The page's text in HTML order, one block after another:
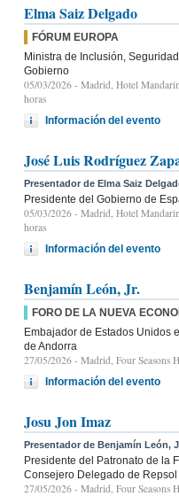
Elma Saiz Delgado
FÓRUM EUROPA
Ministra de Inclusión,
Gobierno
05/03/2026 - Madrid, Hotel
horas
Información del evento
José Luis Rodríguez
Presentador de Elma Saiz
Presidente del Gobierno de
05/03/2026 - Madrid, Hotel
horas
Información del evento
Benjamín León, Jr.
FORO DE LA NUEVA
Embajador de Estados Unidos
de Andorra
27/05/2026 - Madrid, Four Seasons
Información del evento
Josu Jon Imaz
Presentador de Benjamín León,
Presidente del Patronato de la
Consejero Delegado de Repsol
27/05/2026 - Madrid, Four Seasons